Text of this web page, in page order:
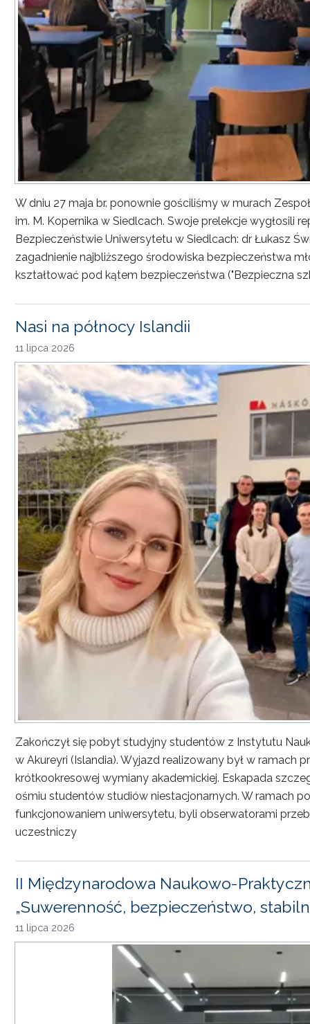
W dniu 27 maja br. ponownie gościliśmy w murach
im. M. Kopernika w Siedlcach. Swoje prelekcje wygłosili
Bezpieczeństwie Uniwersytetu w Siedlcach: dr Łukasz
zagadnienie najbliższego środowiska bezpieczeństwa
kształtować pod kątem bezpieczeństwa ("Bezpieczna
Nasi na północy Islandii
11 lipca 2026
Zakończył się pobyt studyjny studentów z Instytutu
w Akureyri (Islandia). Wyjazd realizowany był w ramach
krótkookresowej wymiany akademickiej. Eskapada
ośmiu studentów studiów niestacjonarnych. W ramach
funkcjonowaniem uniwersytetu, byli obserwatorami
uczestniczy
II Międzynarodowa Naukowo-
„Suwerenność, bezpieczeństwo,
11 lipca 2026